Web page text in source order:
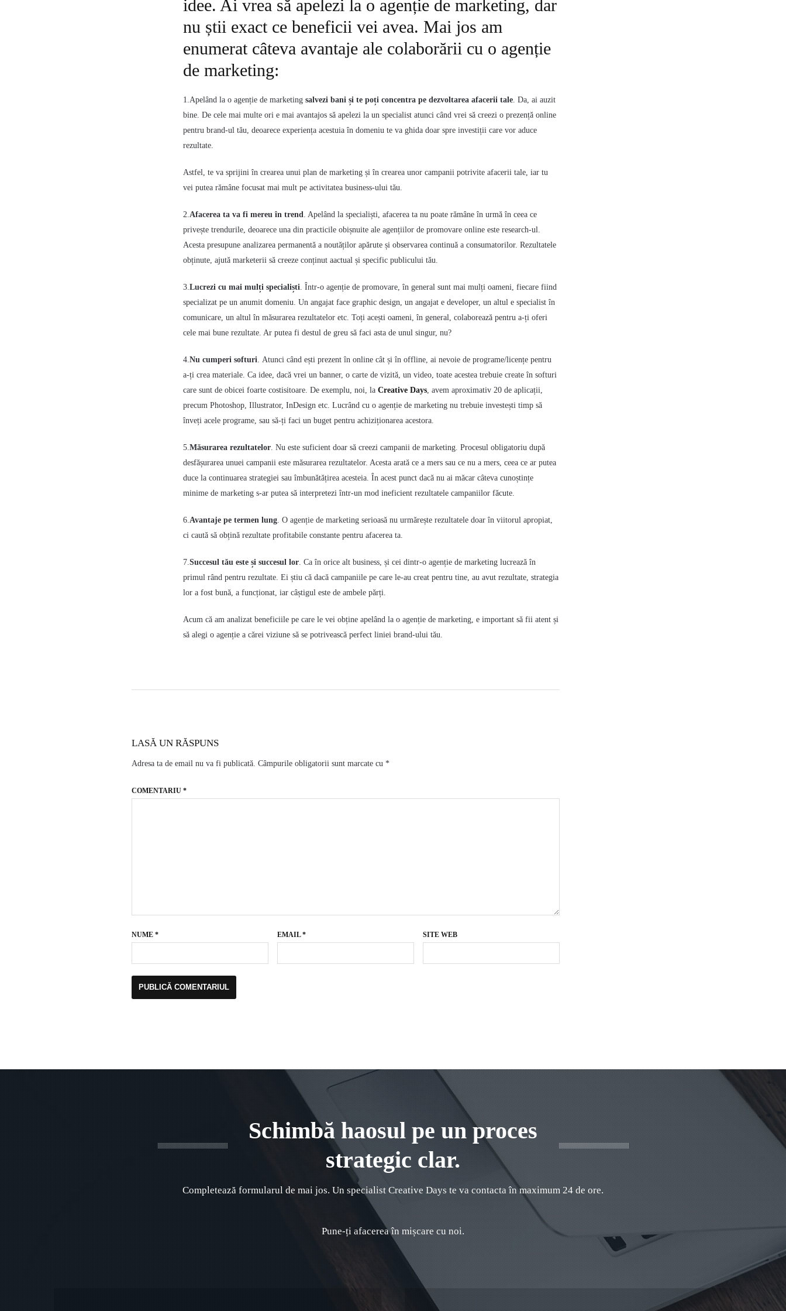
idee. Ai vrea să apelezi la o agenție de marketing, dar
nu știi exact ce beneficii vei avea. Mai jos am
enumerat câteva avantaje ale colaborării cu o agenție
de marketing:
1.Apelând la o agenție de marketingsalvezi bani și te poți concentra pe dezvoltarea afacerii tale. Da, ai auzit
bine. De cele mai multe ori e mai avantajos să apelezi la un specialist atunci când vrei să creezi o prezență online
pentru brand-ul tău, deoarece experiența acestuia în domeniu te va ghida doar spre investiții care vor aduce
rezultate.
Astfel, te va sprijini în crearea unui plan de marketing și în crearea unor campanii potrivite afacerii tale, iar tu
vei putea rămâne focusat mai mult pe activitatea business-ului tău.
2.Afacerea ta va fi mereu în trend. Apelând la specialiști, afacerea ta nu poate rămâne în urmă în ceea ce
privește trendurile, deoarece una din practicile obișnuite ale agențiilor de promovare online este research-ul.
Acesta presupune analizarea permanentă a noutăților apărute și observarea continuă a consumatorilor. Rezultatele
obținute, ajută marketerii să creeze conținut aactual și specific publicului tău.
3.Lucrezi cu mai mulți specialiști. Într-o agenție de promovare, în general sunt mai mulți oameni, fiecare fiind
specializat pe un anumit domeniu. Un angajat face graphic design, un angajat e developer, un altul e specialist în
comunicare, un altul în măsurarea rezultatelor etc. Toți acești oameni, în general, colaborează pentru a-ți oferi
cele mai bune rezultate. Ar putea fi destul de greu să faci asta de unul singur, nu?
4.Nu cumperi softuri. Atunci când ești prezent în online cât și în offline, ai nevoie de programe/licențe pentru
a-ți crea materiale. Ca idee, dacă vrei un banner, o carte de vizită, un video, toate acestea trebuie create în softuri
care sunt de obicei foarte costisitoare. De exemplu, noi, laCreative Days, avem aproximativ 20 de aplicații,
precum Photoshop, Illustrator, InDesign etc. Lucrând cu o agenție de marketing nu trebuie investești timp să
înveți acele programe, sau să-ți faci un buget pentru achiziționarea acestora.
5.Măsurarea rezultatelor. Nu este suficient doar să creezi campanii de marketing. Procesul obligatoriu după
desfășurarea unuei campanii este măsurarea rezultatelor. Acesta arată ce a mers sau ce nu a mers, ceea ce ar putea
duce la continuarea strategiei sau îmbunătățirea acesteia. În acest punct dacă nu ai măcar câteva cunoștințe
minime de marketing s-ar putea să interpretezi într-un mod ineficient rezultatele campaniilor făcute.
6.Avantaje pe termen lung. O agenție de marketing serioasă nu urmărește rezultatele doar în viitorul apropiat,
ci caută să obțină rezultate profitabile constante pentru afacerea ta.
7.Succesul tău este și succesul lor. Ca în orice alt business, și cei dintr-o agenție de marketing lucrează în
primul rând pentru rezultate. Ei știu că dacă campaniile pe care le-au creat pentru tine, au avut rezultate, strategia
lor a fost bună, a funcționat, iar câștigul este de ambele părți.
Acum că am analizat beneficiile pe care le vei obține apelând la o agenție de marketing, e important să fii atent și
să alegi o agenție a cărei viziune să se potrivească perfect liniei brand-ului tău.
LASĂ UN RĂSPUNS
Adresa ta de email nu va fi publicată. Câmpurile obligatorii sunt marcate cu *
COMENTARIU *
NUME * EMAIL* SITE WEB
Schimbă haosul pe un proces
strategic clar.
Completează formularul de mai jos. Un specialist Creative Days te va contacta în maximum 24 de ore.
Pune-ți afacerea în mișcare cu noi.